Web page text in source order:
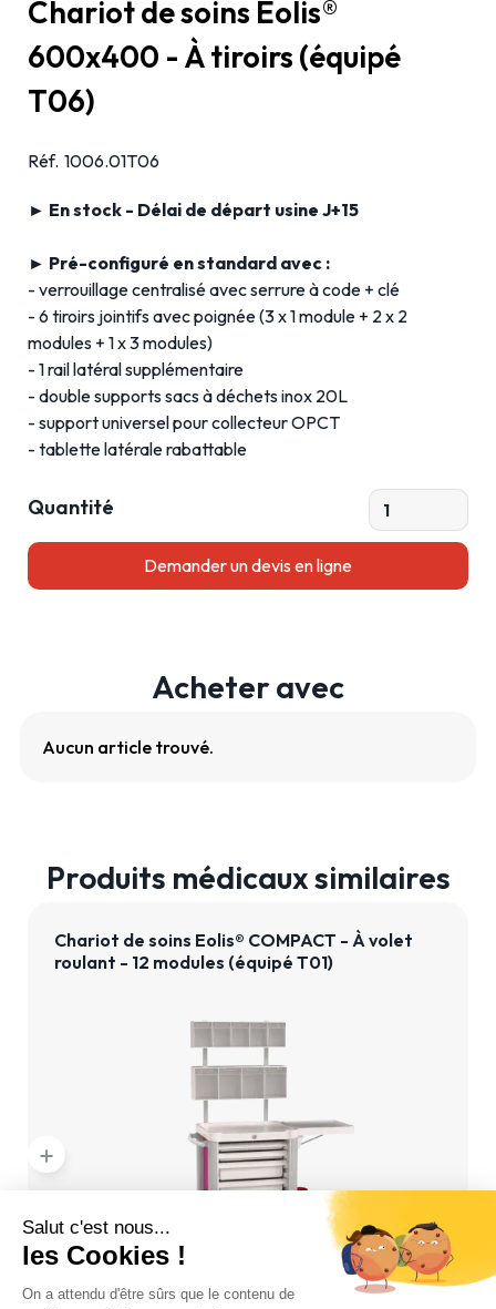
Chariot de soins Eolis®
600x400 - À tiroirs (équipé
T06)
Réf. 1006.01T06
► En stock - Délai de départ usine J+15
► Pré-configuré en standard avec :
- verrouillage centralisé avec serrure à code + clé
- 6 tiroirs jointifs avec poignée (3 x 1 module + 2 x 2
modules + 1 x 3 modules)
- 1 rail latéral supplémentaire
- double supports sacs à déchets inox 20L
- support universel pour collecteur OPCT
- tablette latérale rabattable
Quantité
Acheter avec
Aucun article trouvé.
Produits médicaux similaires
Chariot de soins Eolis® COMPACT - À volet
roulant - 12 modules (équipé T01)
add